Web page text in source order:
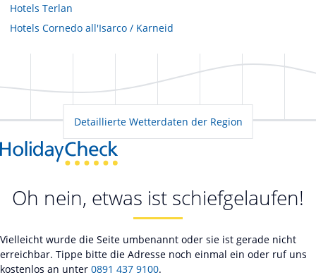
Hotels Terlan
Hotels Cornedo all'Isarco / Karneid
Detaillierte Wetterdaten der Region
Oh nein, etwas ist schiefgelaufen!
Vielleicht wurde die Seite umbenannt oder sie ist gerade nicht
erreichbar. Tippe bitte die Adresse noch einmal ein oder ruf uns
kostenlos an unter 0891 437 9100.